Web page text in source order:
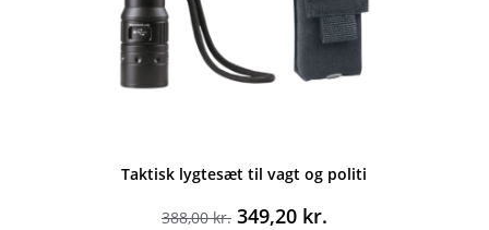
Taktisk lygtesæt til vagt og politi
388,00kr. Den
349,20 kr.Den